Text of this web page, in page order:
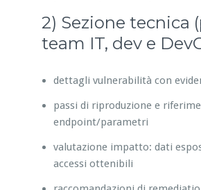
2) Sezione tecnica
team IT, dev e
dettagli vulnerabilità con
passi di riproduzione e
endpoint/parametri
valutazione impatto: dati
accessi ottenibili